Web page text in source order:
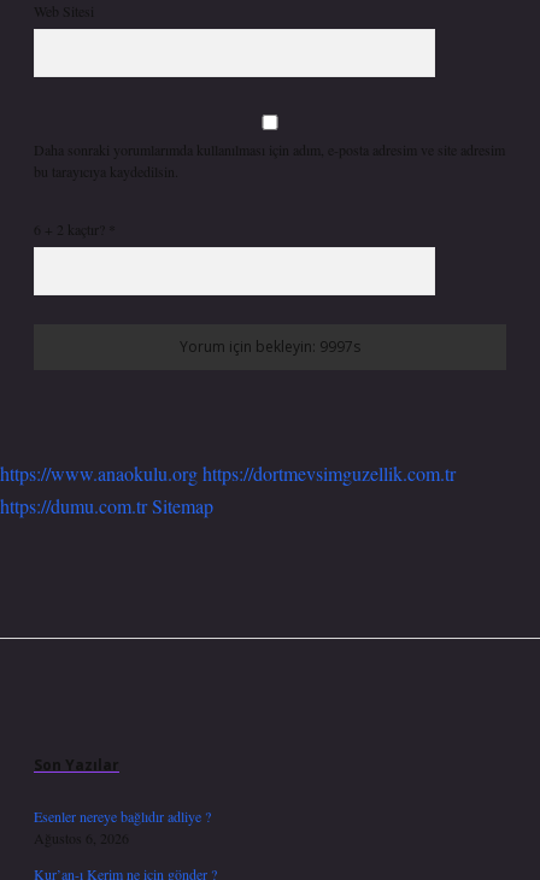
Web Sitesi
Daha sonraki yorumlarımda kullanılması için adım, e-posta adresim ve site adresim
bu tarayıcıya kaydedilsin.
6 + 2 kaçtır?
https://www.anaokulu.orghttps://dortmevsimguzellik.com.tr
https://dumu.com.trSitemap
Son Yazılar
Esenler nereye bağlıdır adliye ?
Ağustos 6, 2026
Kur’an-ı Kerim ne için gönder ?